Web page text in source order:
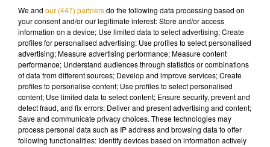
personne, une équipe sur qui on peut compter »
, précise le
président.
Les raisons de la générosité
Pour en revenir à cette fameuse somme de 500.000 euros,
Pierre Gay tente de comprendre pourquoi les gens ont donné
autant l’an passé :« ça tient, à mon avis, au fait qu’on a fêté
l’an dernierles 60 ans du parc. À cette occasion, on a pu
organiser des événements,éditer deux livres, dont une BD.
We and our (447) partnersdo the following data processing based on
your consent and/or our legitimate interest: Store and/or access
information on a device; Use limited data to select advertising; Create
profiles for personalised advertising; Use profiles to select personalised
advertising; Measure advertising performance; Measure content
performance; Understand audiences through statistics or combinations
of data from different sources; Develop and improve services; Create
profiles to personalise content; Use profiles to select personalised
content; Use limited data to select content; Ensure security, prevent and
detect fraud, and fix errors; Deliver and present advertising and content;
Save and communicate privacy choices. These technologies may
process personal data such as IP address and browsing data to offer
following functionalities: Identify devices based on information actively